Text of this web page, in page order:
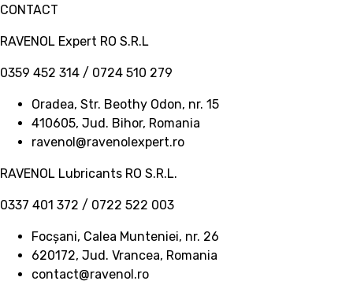
CONTACT
RAVENOL Expert RO S.R.L
0359 452 314 / 0724 510 279
Oradea, Str. Beothy Odon, nr. 15
410605, Jud. Bihor, Romania
ravenol@ravenolexpert.ro
RAVENOL Lubricants RO S.R.L.
0337 401 372 / 0722 522 003
Focșani, Calea Munteniei, nr. 26
620172, Jud. Vrancea, Romania
contact@ravenol.ro